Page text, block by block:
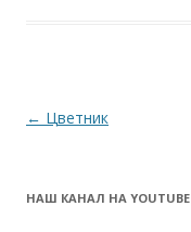
Навигация
← Цветник
НАШ КАНАЛ НА YOUTUBE